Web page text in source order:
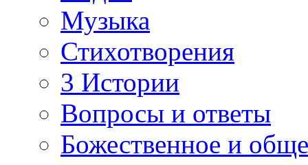
Музыка
Стихотворения
3 Истории
Вопросы и ответы
Божественное и